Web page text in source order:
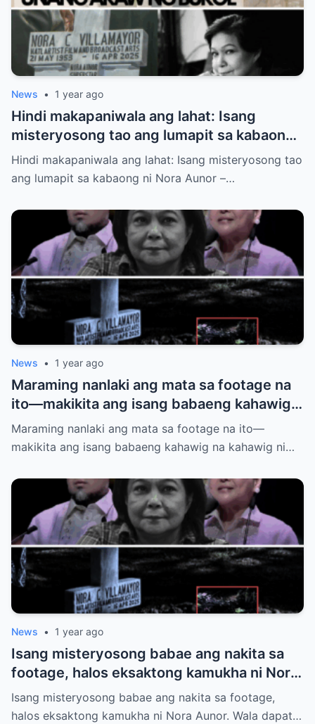
News • 1 year ago
Hindi makapaniwala ang lahat: Isang
misteryosong tao ang lumapit sa kabaong
ni Nora Aunor – at sinabing “Inay…” Sino
siya?
Hindi makapaniwala ang lahat: Isang misteryosong tao
ang lumapit sa kabaong ni Nora Aunor –…
News • 1 year ago
Maraming nanlaki ang mata sa footage na
ito—makikita ang isang babaeng kahawig
na kahawig ni Nora Aunor sa kaniyang
puntod. Buhay ba siya? Multo? O may mas
Maraming nanlaki ang mata sa footage na ito—
makikita ang isang babaeng kahawig na kahawig ni…
News • 1 year ago
Isang misteryosong babae ang nakita sa
footage, halos eksaktong kamukha ni Nora
Aunor. Wala dapat tao roon sa oras na iyon.
Hindi ito paliwanag ng science. Ano ang
Isang misteryosong babae ang nakita sa footage,
halos eksaktong kamukha ni Nora Aunor. Wala dapat…